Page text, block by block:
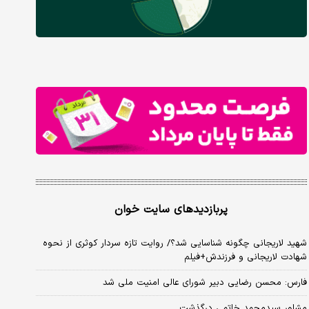
پربازدیدهای سایت خوان
شهید لاریجانی چگونه شناسایی شد؟/ روایت تازه سردار کوثری از نحوه
شهادت لاریجانی و فرزندش+فیلم
فارس: محسن رضایی دبیر شورای عالی امنیت ملی شد